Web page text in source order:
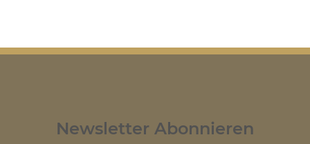
Newsletter Abonnieren